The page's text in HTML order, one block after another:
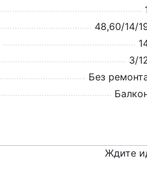
48,60/14/
3/
Без
Ждите